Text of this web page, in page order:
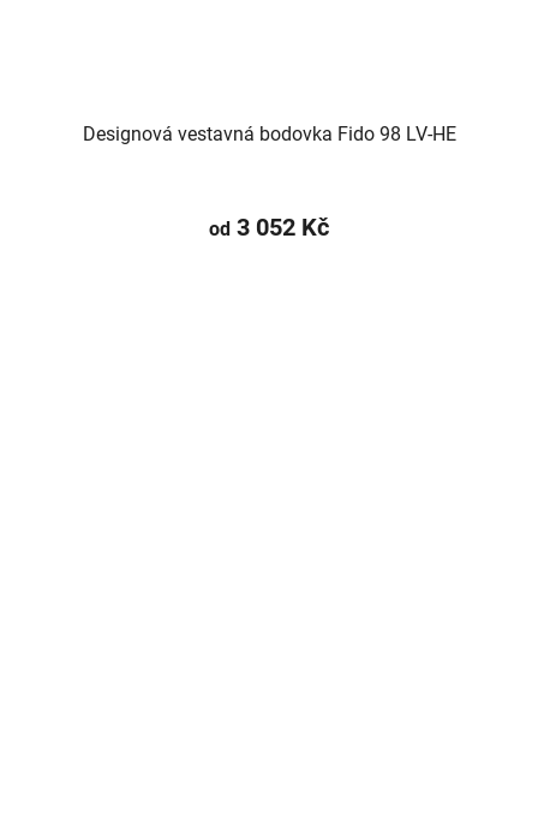
Designová vestavná bodovka Fido 98 LV-HE
od 3 052 Kč